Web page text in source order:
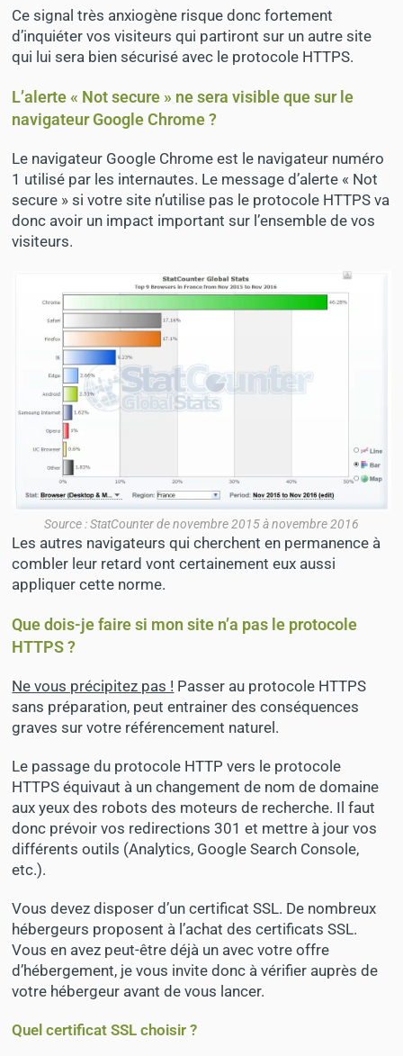
Cesignal très anxiogène risque donc fortement
d’inquiétervos visiteurs qui partiront sur un autre site
qui lui sera bien sécurisé avec le protocole HTTPS.
L’alerte « Not secure » ne sera visible que sur le
navigateur Google Chrome ?
Le navigateur Google Chrome est le navigateur numéro
1 utilisé par les internautes. Le message d’alerte « Not
secure » si votre site n’utilise pas le protocole HTTPS va
donc avoir un impact important sur l’ensemble de vos
visiteurs.
Source : StatCounter de novembre 2015 à novembre 2016
Les autres navigateurs qui cherchent en permanence à
combler leur retard vont certainement eux aussi
appliquer cette norme.
Que dois-je faire si mon site n’a pas le protocole
HTTPS ?
Ne vous précipitez pas ! Passer au protocole HTTPS
sans préparation, peut entrainer des conséquences
graves sur votre référencement naturel.
Le passage du protocole HTTP vers le protocole
HTTPSéquivaut à un changement de nom de domaine
aux yeux des robots des moteurs de recherche. Il faut
donc prévoir vos redirections 301 et mettre à jour vos
différents outils (Analytics, Google Search Console,
etc.).
Vous devez disposer d’un certificat SSL. De nombreux
hébergeurs proposent à l’achat des certificats SSL.
Vous en avez peut-être déjà un avec votre offre
d’hébergement, je vous invite donc à vérifier auprès de
votre hébergeur avant de vous lancer.
Quel certificat SSL choisir ?